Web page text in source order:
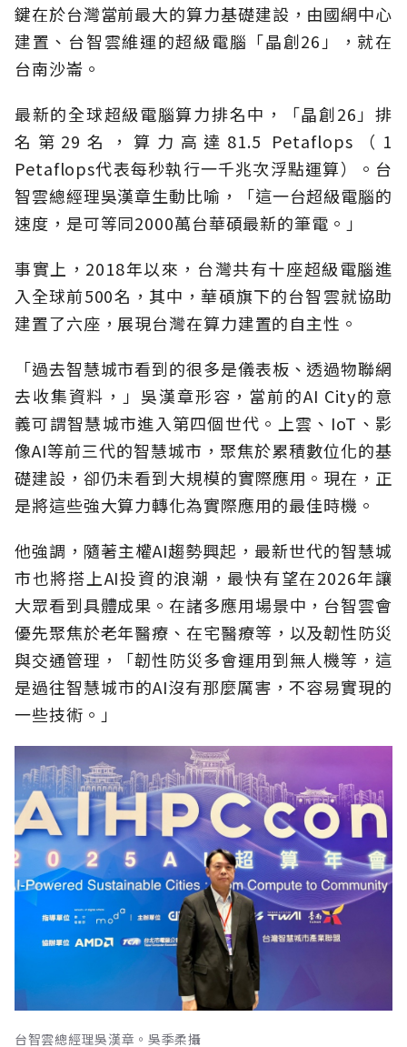
鍵在於台灣當前最大的算力基礎建設，由國網中心
建置、台智雲維運的超級電腦「晶創26」，就在
台南沙崙。
最新的全球超級電腦算力排名中，「晶創26」排
名第29名，算力高達81.5 Petaflops（1
Petaflops代表每秒執行一千兆次浮點運算）。台
智雲總經理吳漢章生動比喻，「這一台超級電腦的
速度，是可等同2000萬台華碩最新的筆電。」
事實上，2018年以來，台灣共有十座超級電腦進
入全球前500名，其中，華碩旗下的台智雲就協助
建置了六座，展現台灣在算力建置的自主性。
「過去智慧城市看到的很多是儀表板、透過物聯網
去收集資料，」吳漢章形容，當前的AI City的意
義可謂智慧城市進入第四個世代。上雲、IoT、影
像AI等前三代的智慧城市，聚焦於累積數位化的基
礎建設，卻仍未看到大規模的實際應用。現在，正
是將這些強大算力轉化為實際應用的最佳時機。
他強調，隨著主權AI趨勢興起，最新世代的智慧城
市也將搭上AI投資的浪潮，最快有望在2026年讓
大眾看到具體成果。在諸多應用場景中，台智雲會
優先聚焦於老年醫療、在宅醫療等，以及韌性防災
與交通管理，「韌性防災多會運用到無人機等，這
是過往智慧城市的AI沒有那麼厲害，不容易實現的
一些技術。」
台智雲總經理吳漢章。吳季柔攝